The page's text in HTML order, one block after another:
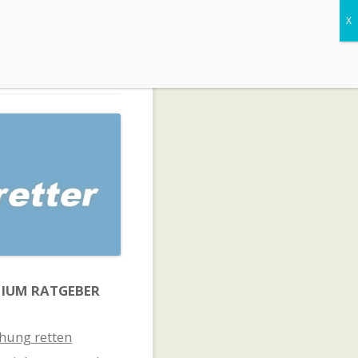
RATGEBER
retten